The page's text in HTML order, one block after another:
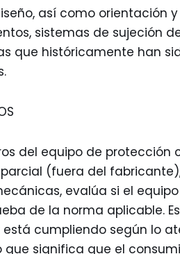
así como orientación
sistemas de sujeción
que históricamente han
del equipo de
(fuera del fabricante),
evalúa si el
de la norma aplicable.
cumpliendo según lo
significa que el